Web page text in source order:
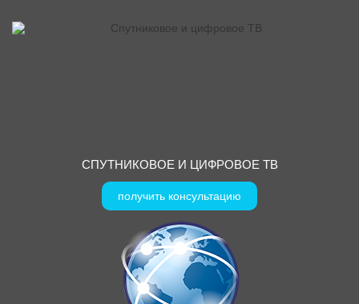
СПУТНИКОВОЕ И ЦИФРОВОЕ ТВ
получить консультацию